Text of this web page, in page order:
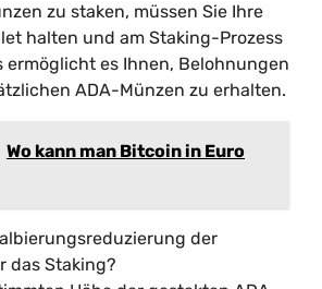
zu staken, müssen Sie Ihre
halten und am Staking-Prozess
ermöglicht es Ihnen, Belohnungen
ADA-Münzen zu erhalten.
Wo kann man Bitcoin in Euro
der
das Staking?